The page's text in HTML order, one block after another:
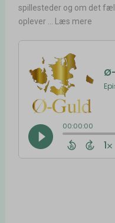
spillesteder og om det
oplever ... Læs mere